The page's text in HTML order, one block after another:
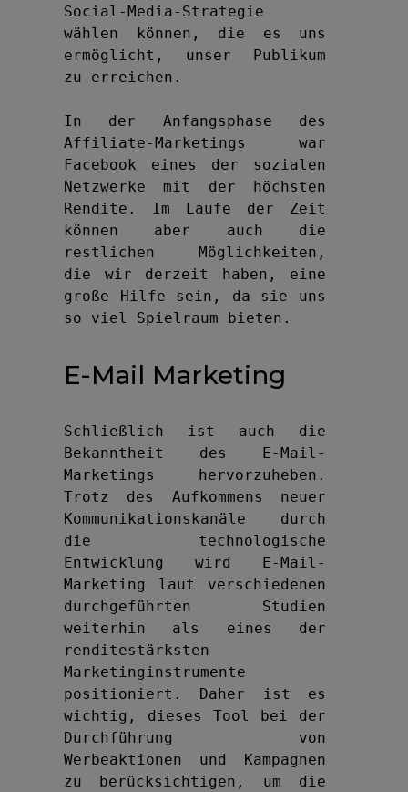
Social-Media-Strategie
wählen können, die es uns
ermöglicht, unser Publikum
zu erreichen.
In der Anfangsphase des
Affiliate-Marketings war
Facebook eines der sozialen
Netzwerke mit der höchsten
Rendite. Im Laufe der Zeit
können aber auch die
restlichen Möglichkeiten,
die wir derzeit haben, eine
große Hilfe sein, da sie uns
so viel Spielraum bieten.
E-Mail Marketing
Schließlich ist auch die
Bekanntheit des E-Mail-
Marketings hervorzuheben.
Trotz des Aufkommens neuer
Kommunikationskanäle durch
die technologische
Entwicklung wird E-Mail-
Marketing laut verschiedenen
durchgeführten Studien
weiterhin als eines der
renditestärksten
Marketinginstrumente
positioniert. Daher ist es
wichtig, dieses Tool bei der
Durchführung von
Werbeaktionen und Kampagnen
zu berücksichtigen, um die